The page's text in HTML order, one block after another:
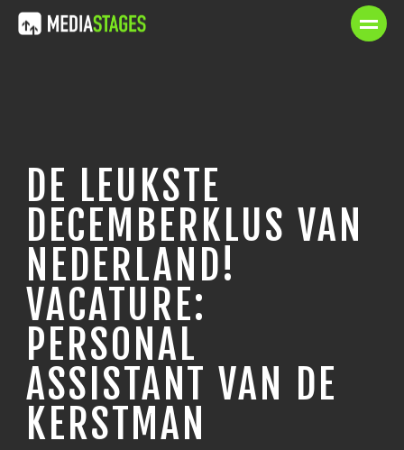
DE LEUKSTE
DECEMBERKLUS VAN
NEDERLAND!
VACATURE:
PERSONAL
ASSISTANT VAN DE
KERSTMAN